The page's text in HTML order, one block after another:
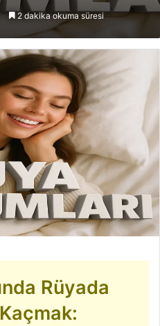
e-
posta
2 dakika okuma süresi
Rüyada